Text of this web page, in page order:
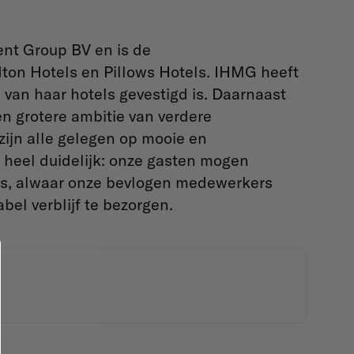
Group BV en is de
Hotels en Pillows Hotels. IHMG heeft
haar hotels gevestigd is. Daarnaast
grotere ambitie van verdere
alle gelegen op mooie en
duidelijk: onze gasten mogen
alwaar onze bevlogen medewerkers
verblijf te bezorgen.